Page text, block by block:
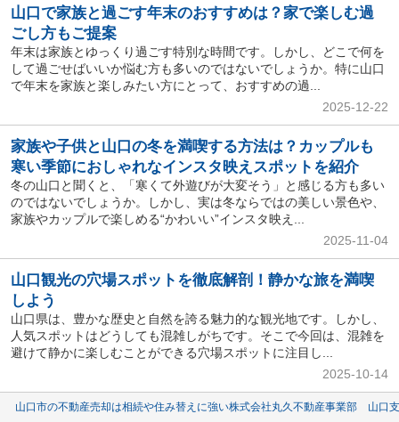
山口で家族と過ごす年末のおすすめは？家で楽しむ過
ごし方もご提案
年末は家族とゆっくり過ごす特別な時間です。しかし、どこで何を
して過ごせばいいか悩む方も多いのではないでしょうか。特に山口
で年末を家族と楽しみたい方にとって、おすすめの過...
2025-12-22
家族や子供と山口の冬を満喫する方法は？カップルも
寒い季節におしゃれなインスタ映えスポットを紹介
冬の山口と聞くと、「寒くて外遊びが大変そう」と感じる方も多い
のではないでしょうか。しかし、実は冬ならではの美しい景色や、
家族やカップルで楽しめる“かわいい”インスタ映え...
2025-11-04
山口観光の穴場スポットを徹底解剖！静かな旅を満喫
しよう
山口県は、豊かな歴史と自然を誇る魅力的な観光地です。しかし、
人気スポットはどうしても混雑しがちです。そこで今回は、混雑を
避けて静かに楽しむことができる穴場スポットに注目し...
2025-10-14
山口市の不動産売却は相続や住み替えに強い株式会社丸久不動産事業部 山口